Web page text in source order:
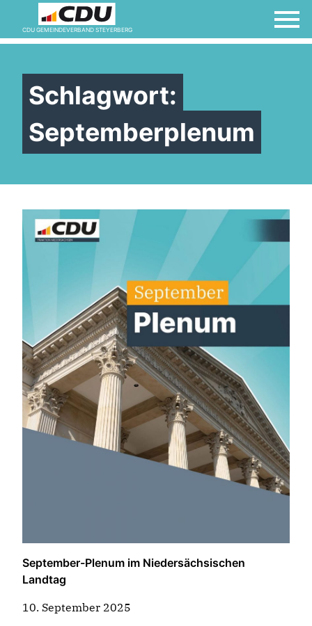
CDU GEMEINDEVERBAND STEYERBERG
Schlagwort:
Septemberplenum
September-Plenum im Niedersächsischen
Landtag
10. September 2025